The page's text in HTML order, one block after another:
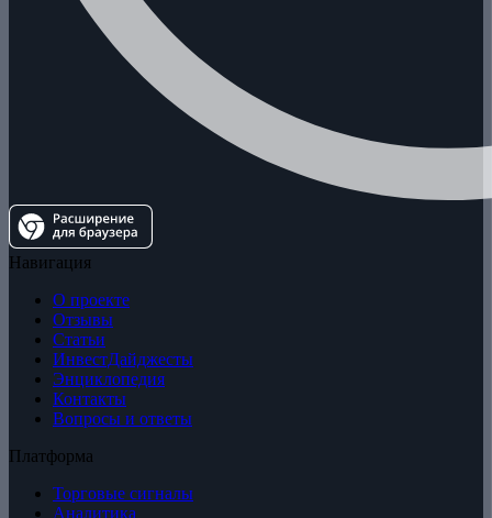
Навигация
О проекте
Отзывы
Статьи
ИнвестДайджесты
Энциклопедия
Контакты
Вопросы и ответы
Платформа
Торговые сигналы
Аналитика